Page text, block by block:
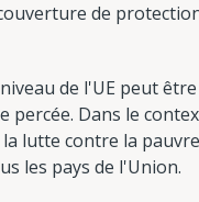
de
de l'UE peut
Dans le
lutte contre la
les pays de l'Union.